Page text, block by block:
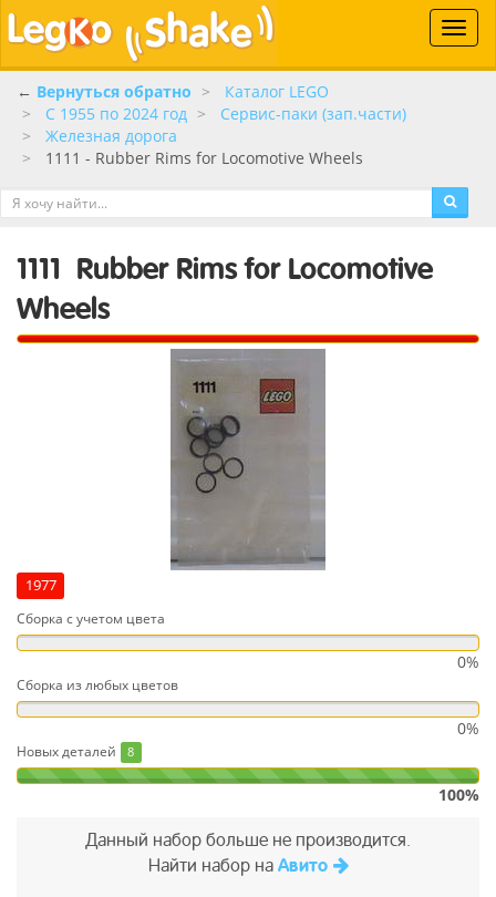
Toggle
← Вернуться обратно
Каталог LEGO
C 1955 по 2024 год
Сервис-паки (зап.части)
Железная дорога
1111 - Rubber Rims for Locomotive Wheels
1111 Rubber Rims for Locomotive
Wheels
1977
Сборка с учетом цвета
0%
Сборка из любых цветов
0%
Новых деталей 8
100%
Данный набор больше не производится.
Найти набор на Авито